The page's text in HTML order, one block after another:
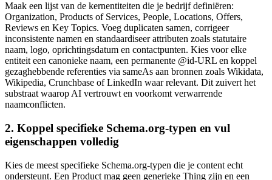
Maak een lijst van de kernentiteiten die je bedrijf definiëren:
Organization, Products of Services, People, Locations, Offers,
Reviews en Key Topics. Voeg duplicaten samen, corrigeer
inconsistente namen en standaardiseer attributen zoals statutaire
naam, logo, oprichtingsdatum en contactpunten. Kies voor elke
entiteit een canonieke naam, een permanente @id-URL en koppel
gezaghebbende referenties via sameAs aan bronnen zoals Wikidata,
Wikipedia, Crunchbase of LinkedIn waar relevant. Dit zuivert het
substraat waarop AI vertrouwt en voorkomt verwarrende
naamconflicten.
2. Koppel specifieke Schema.org-typen en vul
eigenschappen volledig
Kies de meest specifieke Schema.org-typen die je content echt
ondersteunt. Een Product mag geen generieke Thing zijn en een